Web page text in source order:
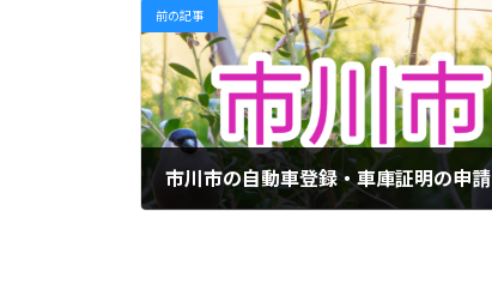
前の記事
市川市の自動車登録・車庫証明の申請